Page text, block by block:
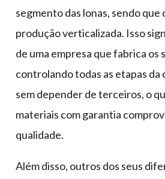
segmento das lonas, sendo que
produção verticalizada. Isso
de uma empresa que fabrica os
controlando todas as etapas da
sem depender de terceiros, o
materiais com garantia
qualidade.
Além disso, outros dos seus